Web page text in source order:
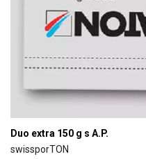
Duo extra 150 g s A.P.
swissporTON